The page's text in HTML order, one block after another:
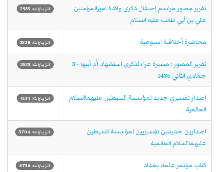
تقرير مصور مراسم إحتفال ذكرى ولادة اميرالمؤمنين
علي بن أبي طالب عليه السلام
الزيارات: 2935
محاضرة أخلاقیة ‌اسبوعیة الزيارات: 2528
تقرير المصور : مسيرة عزاء لذكرى استشهاد اُم أبيها - 3
جمادي الثاني 1435
الزيارات: 3533
اصدار تفسيري جديد لمؤسسة السبطين عليهماالسلام
العالمية
الزيارات: 4134
اصدارين جديدين تفسيريين لمؤسسة السبطين
عليهماالسلام العالمية
الزيارات: 3704
كتاب مؤتمر علماء بغداد الزيارات: 6736